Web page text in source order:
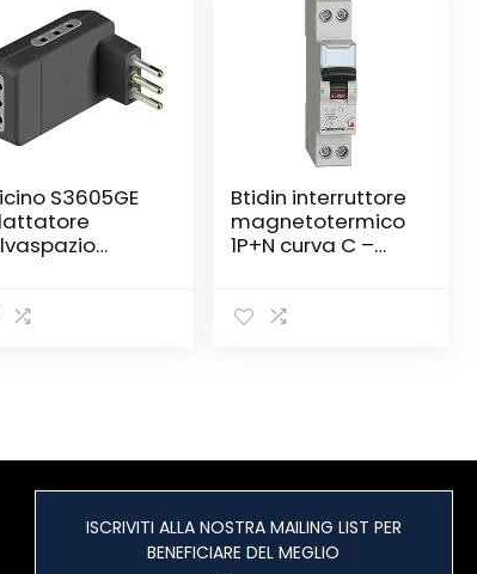
S3605GE
Nero
Btidin interruttore
magnetotermico
1P+N curva C –
ISCRIVITI ALLA NOSTRA MAILING LIST PER
BENEFICIARE DEL MEGLIO